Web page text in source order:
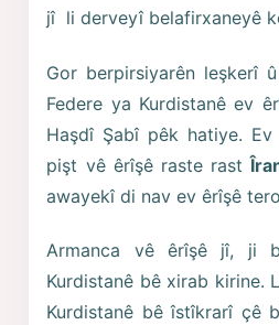
jî li derveyî belafirxaneyê
Gor berpirsiyarên leşkerî
Federe ya Kurdistanê ev
Haşdî Şabî pêk hatiye.
pişt vê êrîşê raste rast
awayekî di nav ev êrîşê
Armanca vê êrîşê jî, ji
Kurdistanê bê xirab kirine.
Kurdistanê bê îstîkrarî çê